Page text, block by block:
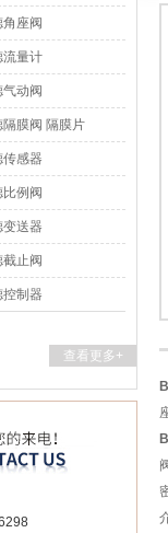
座阀
流量计
动阀
膜阀 隔膜片
传感器
例阀
变送器
止阀
控制器
查看更多+